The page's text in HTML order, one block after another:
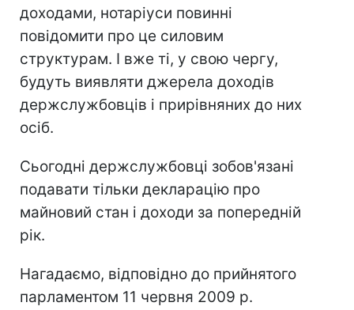
доходами, нотаріуси повинні
повідомити про це силовим
структурам. І вже ті, у свою чергу,
будуть виявляти джерела доходів
держслужбовців і прирівняних до них
осіб.
Сьогодні держслужбовці зобов'язані
подавати тільки декларацію про
майновий стан і доходи за попередній
рік.
Нагадаємо, відповідно до прийнятого
парламентом 11 червня 2009 р.